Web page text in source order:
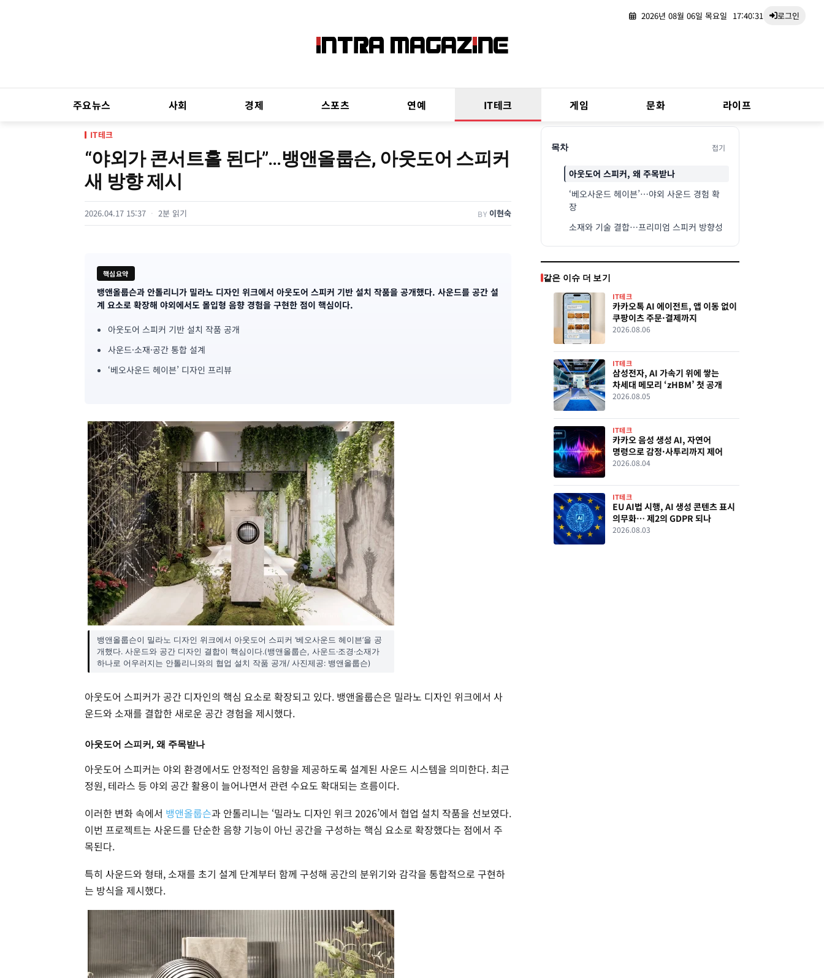
2026년 08월 06일 목요일 17:40:32 로그인
주요뉴스 사회 경제 스포츠 연예 IT테크 게임 문화 라이프
IT테크
“야외가 콘서트홀 된다”…뱅앤올룹슨, 아웃도어 스피커
새 방향 제시
2026.04.17 15:37 2분 읽기 BY 이현숙
핵심요약
기
심
뱅앤올룹슨과 안톨리니가 밀라노 디자인 위크에서 아웃도어 스피커 기반 설치 작품을 공개했다. 사운드를 공간 설
계 요소로 확장해 야외에서도 몰입형 음향 경험을 구현한 점이 핵심이다.
아웃도어 스피커 기반 설치 작품 공개
사운드·소재·공간 통합 설계
‘베오사운드 헤이븐’ 디자인 프리뷰
뱅앤올룹슨이 밀라노 디자인 위크에서 아웃도어 스피커 ‘베오사운드 헤이븐’을 공
개했다. 사운드와 공간 디자인 결합이 핵심이다.(뱅앤올룹슨, 사운드·조경·소재가
하나로 어우러지는 안톨리니와의 협업 설치 작품 공개/ 사진제공: 뱅앤올룹슨)
아웃도어 스피커가 공간 디자인의 핵심 요소로 확장되고 있다. 뱅앤올룹슨은 밀라노 디자인 위크에서 사
운드와 소재를 결합한 새로운 공간 경험을 제시했다.
아웃도어 스피커, 왜 주목받나
아웃도어 스피커는 야외 환경에서도 안정적인 음향을 제공하도록 설계된 사운드 시스템을 의미한다. 최근
정원, 테라스 등 야외 공간 활용이 늘어나면서 관련 수요도 확대되는 흐름이다.
이러한 변화 속에서 뱅앤올룹슨과 안톨리니는 ‘밀라노 디자인 위크 2026’에서 협업 설치 작품을 선보였다.
이번 프로젝트는 사운드를 단순한 음향 기능이 아닌 공간을 구성하는 핵심 요소로 확장했다는 점에서 주
목된다.
특히 사운드와 형태, 소재를 초기 설계 단계부터 함께 구성해 공간의 분위기와 감각을 통합적으로 구현하
는 방식을 제시했다.
목차 접기
아웃도어 스피커, 왜 주목받나
‘베오사운드 헤이븐’…야외 사운드 경험 확
장
소재와 기술 결합…프리미엄 스피커 방향성
같은 이슈 더 보기
IT테크
카카오톡 AI 에이전트, 앱 이동 없이
쿠팡이츠 주문·결제까지
2026.08.06
IT테크
삼성전자, AI 가속기 위에 쌓는
차세대 메모리 ‘zHBM’ 첫 공개
2026.08.05
IT테크
카카오 음성 생성 AI, 자연어
명령으로 감정·사투리까지 제어
2026.08.04
IT테크
EU AI법 시행, AI 생성 콘텐츠 표시
의무화… 제2의 GDPR 되나
2026.08.03